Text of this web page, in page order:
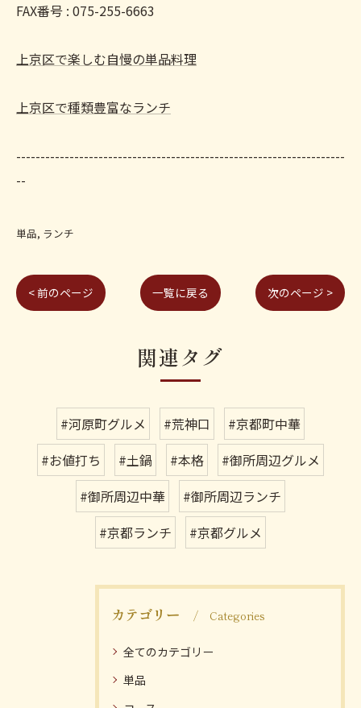
FAX番号 : 075-255-6663
上京区で楽しむ自慢の単品料理
上京区で種類豊富なランチ
--------------------------------------------------------------------
--
単品 ランチ
< 前のページ 一覧に戻る 次のページ >
関連タグ
#河原町グルメ #荒神口
#京都町中華
#お値打ち
#土鍋 #本格
#御所周辺グルメ
#御所周辺中華
#御所周辺ランチ
#京都ランチ
#京都グルメ
カテゴリー Categories
全てのカテゴリー
単品